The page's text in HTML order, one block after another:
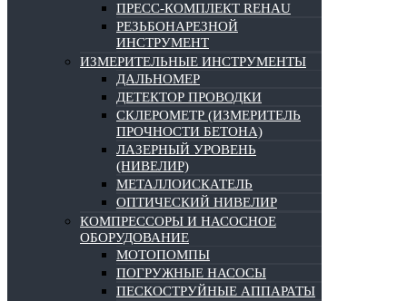
ПРЕСС-КОМПЛЕКТ REHAU
РЕЗЬБОНАРЕЗНОЙ
ИНСТРУМЕНТ
ИЗМЕРИТЕЛЬНЫЕ ИНСТРУМЕНТЫ
ДАЛЬНОМЕР
ДЕТЕКТОР ПРОВОДКИ
СКЛЕРОМЕТР (ИЗМЕРИТЕЛЬ
ПРОЧНОСТИ БЕТОНА)
ЛАЗЕРНЫЙ УРОВЕНЬ
(НИВЕЛИР)
МЕТАЛЛОИСКАТЕЛЬ
ОПТИЧЕСКИЙ НИВЕЛИР
КОМПРЕССОРЫ И НАСОСНОЕ
ОБОРУДОВАНИЕ
МОТОПОМПЫ
ПОГРУЖНЫЕ НАСОСЫ
ПЕСКОСТРУЙНЫЕ АППАРАТЫ